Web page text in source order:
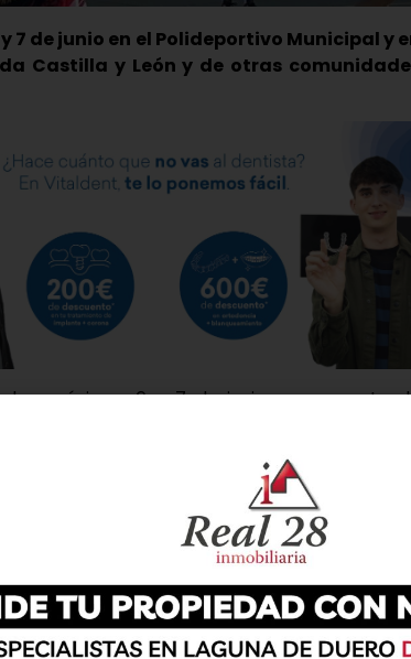
7 de junio en el Polideportivo Municipal y
Castilla y León y de otras
los próximos 6 y 7 de junio en un punto
de la celebración de la XXVI edición del
por el Club Baloncesto Villa de Laguna que
entrenadores, familias, voluntarios y
Municipal de Laguna de Duero y en el
una gran programación deportiva
se disputarán de 9:30 a 19:30 horas.